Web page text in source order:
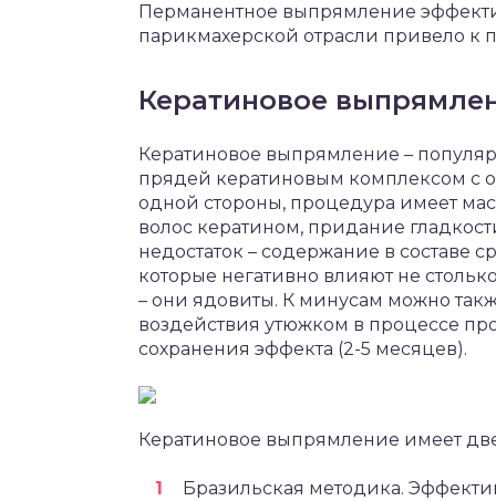
Перманентное выпрямление
парикмахерской отрасли привело к
Кератиновое
Кератиновое выпрямление –
прядей кератиновым комплексом
одной стороны, процедура имеет
волос кератином, придание
недостаток – содержание в составе
которые негативно влияют не
– они ядовиты. К минусам можно
воздействия утюжком в процессе
сохранения эффекта (2-5 месяцев).
Кератиновое выпрямление имеет
Бразильская методика.